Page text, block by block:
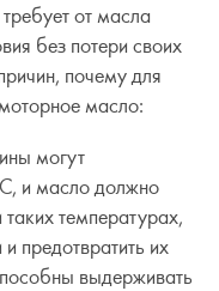
от масла
без потери своих
почему для
масло:
могут
и масло должно
температурах,
предотвратить их
выдерживать